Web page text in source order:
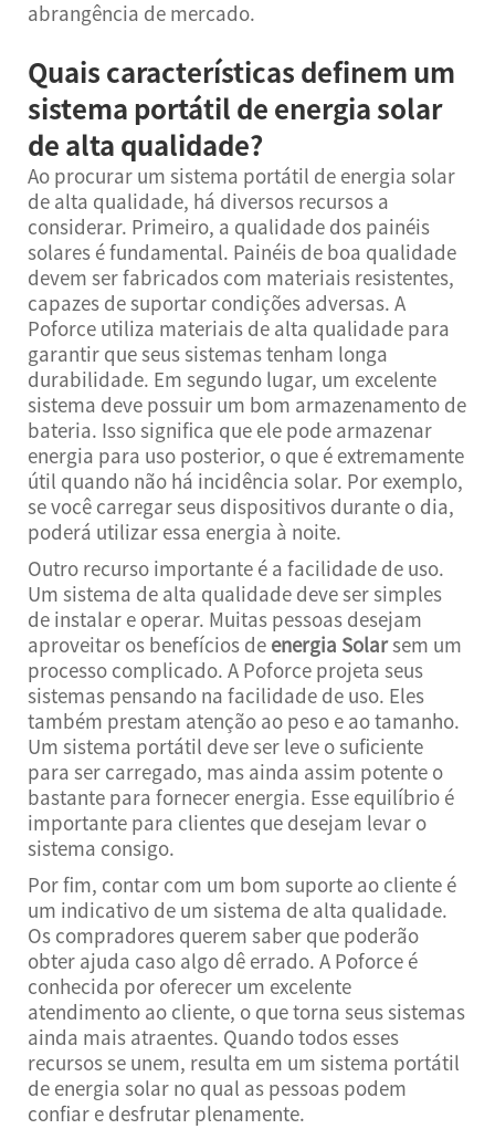
abrangência de mercado.
Quais características definem um
sistema portátil de energia solar
de alta qualidade?
Ao procurar um sistema portátil de energia solar
de alta qualidade, há diversos recursos a
considerar. Primeiro, a qualidade dos painéis
solares é fundamental. Painéis de boa qualidade
devem ser fabricados com materiais resistentes,
capazes de suportar condições adversas. A
Poforce utiliza materiais de alta qualidade para
garantir que seus sistemas tenham longa
durabilidade. Em segundo lugar, um excelente
sistema deve possuir um bom armazenamento de
bateria. Isso significa que ele pode armazenar
energia para uso posterior, o que é extremamente
útil quando não há incidência solar. Por exemplo,
se você carregar seus dispositivos durante o dia,
poderá utilizar essa energia à noite.
Outro recurso importante é a facilidade de uso.
Um sistema de alta qualidade deve ser simples
de instalar e operar. Muitas pessoas desejam
aproveitar os benefícios de energia Solarsem um
processo complicado. A Poforce projeta seus
sistemas pensando na facilidade de uso. Eles
também prestam atenção ao peso e ao tamanho.
Um sistema portátil deve ser leve o suficiente
para ser carregado, mas ainda assim potente o
bastante para fornecer energia. Esse equilíbrio é
importante para clientes que desejam levar o
sistema consigo.
Por fim, contar com um bom suporte ao cliente é
um indicativo de um sistema de alta qualidade.
Os compradores querem saber que poderão
obter ajuda caso algo dê errado. A Poforce é
conhecida por oferecer um excelente
atendimento ao cliente, o que torna seus sistemas
ainda mais atraentes. Quando todos esses
recursos se unem, resulta em um sistema portátil
de energia solar no qual as pessoas podem
confiar e desfrutar plenamente.